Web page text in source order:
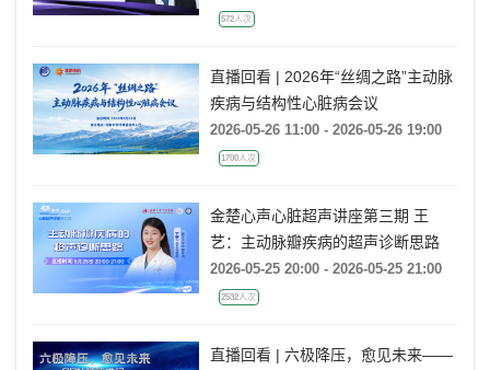
572人次
直播回看 | 2026年“丝绸之路”主动脉
疾病与结构性心脏病会议
2026-05-26 11:00 - 2026-05-26 19:00
1700人次
金楚心声心脏超声讲座第三期 王
艺：主动脉瓣疾病的超声诊断思路
2026-05-25 20:00 - 2026-05-25 21:00
2532人次
直播回看 | 六极降压，愈见未来——